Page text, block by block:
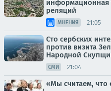
информационная
реляций
МНЕНИЯ 21:05
Сто сербских
против визита
Народной
СМИ 21:04
«Мы считаем, что